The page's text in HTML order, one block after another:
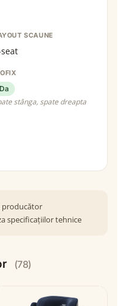
SCAUNE
Da
stânga, spate dreapta
specificațiilor tehnice
(78)